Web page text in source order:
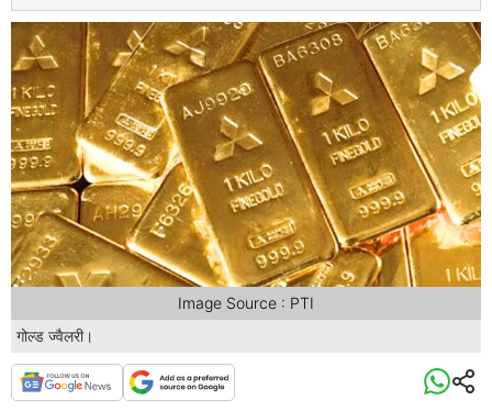
गोल्ड ज्वैलरी।
Image Source : PTI